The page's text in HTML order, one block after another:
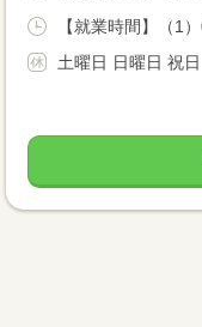
【就業時間】（1
土曜日 日曜日 祝日